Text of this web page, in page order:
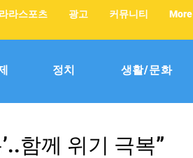
라라스포츠 광고 커뮤니티 More
정치 생활/문화
함께 위기 극복”